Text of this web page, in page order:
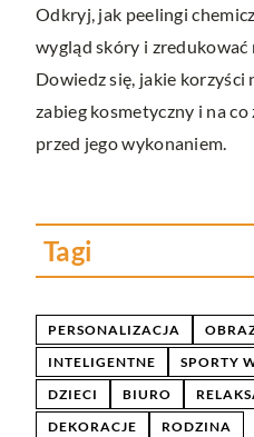
Odkryj, jak peelingi
wygląd skóry i zredukować
Dowiedz się, jakie korzyści
zabieg kosmetyczny i na
przed jego wykonaniem.
Tagi
PERSONALIZACJA
INTELIGENTNE
SPORTY
DZIECI
BIURO
DEKORACJE
RODZINA